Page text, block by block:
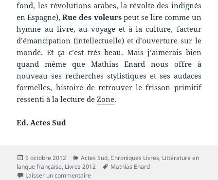
fond, les révolutions arabes, la révolte des indignés
en Espagne),Rue des voleurspeut se lire comme un
hymne au livre, au voyage et à la culture, facteur
d’émancipation (intellectuelle) et d’ouverture sur le
monde. Et ça c’est très beau. Mais j’aimerais bien
quand même que Mathias Enard nous offre à
nouveau ses recherches stylistiques et ses audaces
formelles, histoire de retrouver le frisson primitif
ressenti à la lecture deZone.
Ed. Actes Sud
Publié
le
9 octobre 2012 Catégories
Actes Sud,Chroniques Livres, Littérature en
langue française, Livres 2012
Mots-
Mathias Enard
Laisser un commentaire